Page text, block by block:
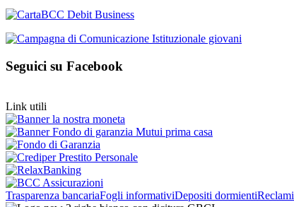
Seguici su Facebook
Link utili
Trasparenza bancariaFogli informativiDepositi dormientiReclami